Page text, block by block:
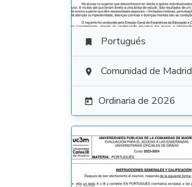
 Portugués
 Comunidad de Madrid
 Ordinaria de 2026